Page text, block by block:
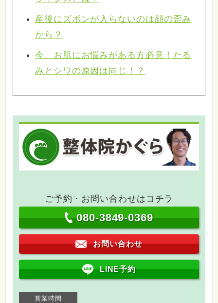
産後にズボンが入らないのは顔の歪み
から？
今、お肌にお悩みがある方必見！たる
みとシワの原因は同じ！？
ご予約・お問い合わせはコチラ
080-3849-0369
お問い合わせ
LINE予約
営業時間